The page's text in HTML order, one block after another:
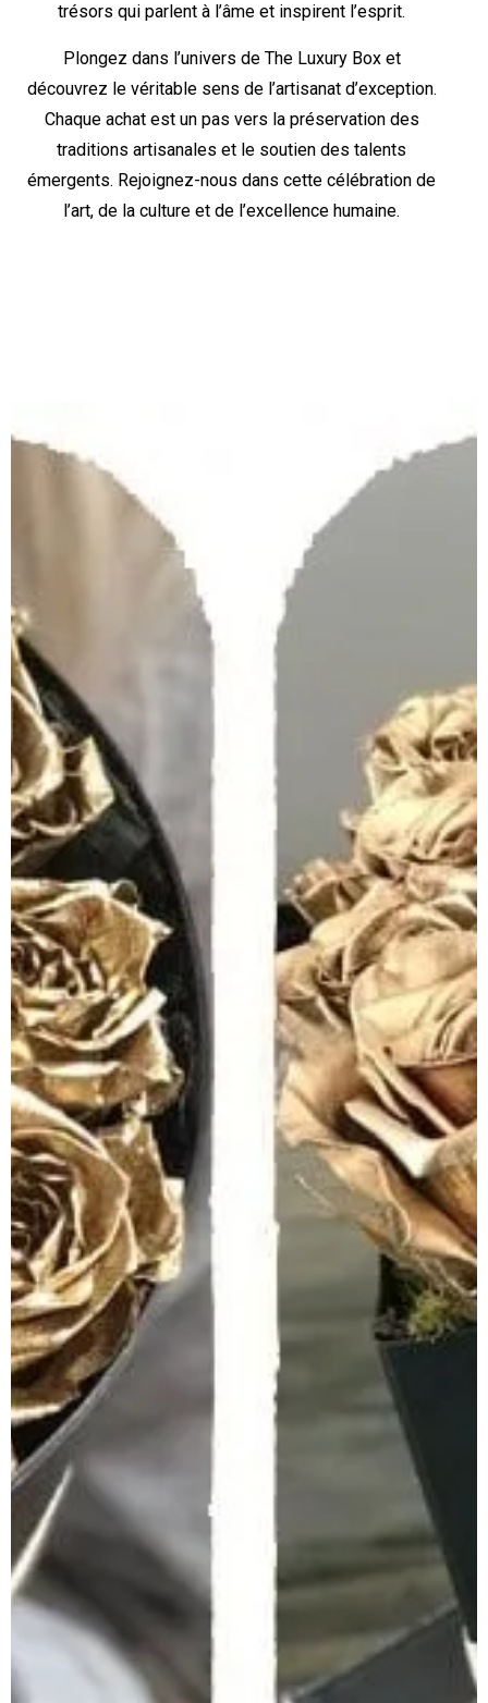
trésors qui parlent à l’âme et inspirent l’esprit.
Plongez dans l’univers de The Luxury Box et
découvrez le véritable sens de l’artisanat d’exception.
Chaque achat est un pas vers la préservation des
traditions artisanales et le soutien des talents
émergents. Rejoignez-nous dans cette célébration de
l’art, de la culture et de l’excellence humaine.